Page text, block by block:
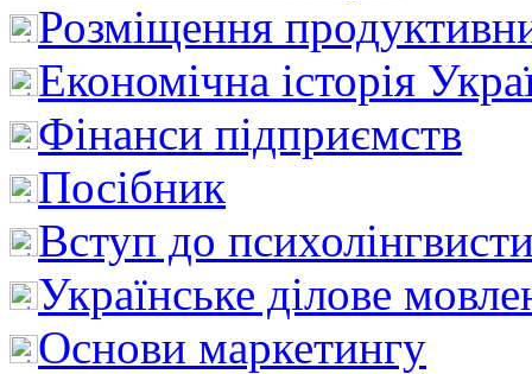
Розміщення
Економічна історія
Фінанси підприємств
Посібник
Вступ до
Українське ділове
Основи маркетингу